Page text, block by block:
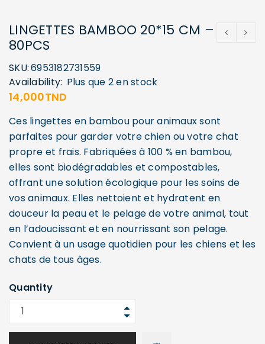
LINGETTES BAMBOO 20*15 CM –
80PCS
SKU:6953182731559
Availability: Plus que 2 en stock
14,000TND
Ces lingettes en bambou pour animaux sont
parfaites pour garder votre chien ou votre chat
propre et frais. Fabriquées à 100 % en bambou,
elles sont biodégradables et compostables,
offrant une solution écologique pour les soins de
vos animaux. Elles nettoient et hydratent en
douceur la peau et le pelage de votre animal, tout
en l’adoucissant et en nourrissant son pelage.
Convient à un usage quotidien pour les chiens et les
chats de tous âges.
Quantity